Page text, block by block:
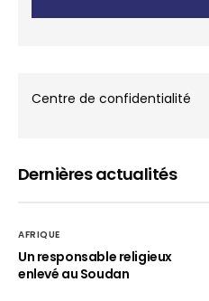
Centre de confidentialité
Dernières actualités
AFRIQUE
Un responsable religieux
enlevé au Soudan